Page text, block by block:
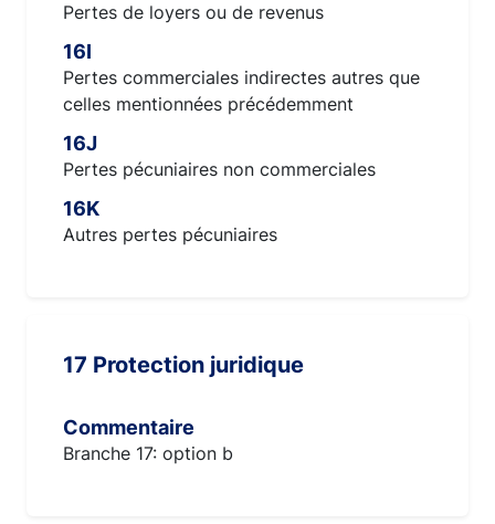
Pertes de loyers ou de revenus
16I
Pertes commerciales indirectes autres que
celles mentionnées précédemment
16J
Pertes pécuniaires non commerciales
16K
Autres pertes pécuniaires
17 Protection juridique
Commentaire
Branche 17: option b